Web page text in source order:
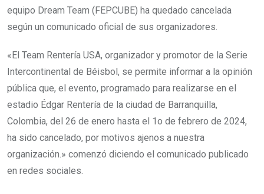
equipo Dream Team (FEPCUBE) ha quedado cancelada
según un comunicado oficial de sus organizadores.
«El Team Rentería USA, organizador y promotor de la Serie
Intercontinental de Béisbol, se permite informar a la opinión
pública que, el evento, programado para realizarse en el
estadio Édgar Rentería de la ciudad de Barranquilla,
Colombia, del 26 de enero hasta el 1o de febrero de 2024,
ha sido cancelado, por motivos ajenos a nuestra
organización.» comenzó diciendo el comunicado publicado
en redes sociales.